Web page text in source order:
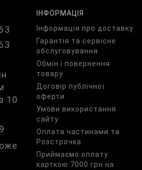
10
ІНФОРМАЦІЯ
Iнформація про доставку
Гарантія та сервісне
обслуговування
Обмін і повернення
товару
Договір публічної
оферти
Умови використання
сайту
Оплата частинами та
Розстрочка
Приймаємо оплату
карткою 7000 грн на